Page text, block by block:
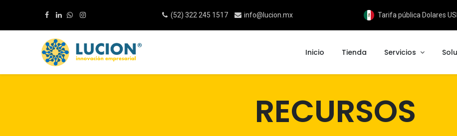
(52) 322 245 1517 info@lucion.mx Tarifa pública Dolares
Inicio Tienda Servicios
RECURSOS